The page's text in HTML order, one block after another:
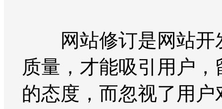
网站修订是网站开
质量，才能吸引用户
的态度，而忽视了用